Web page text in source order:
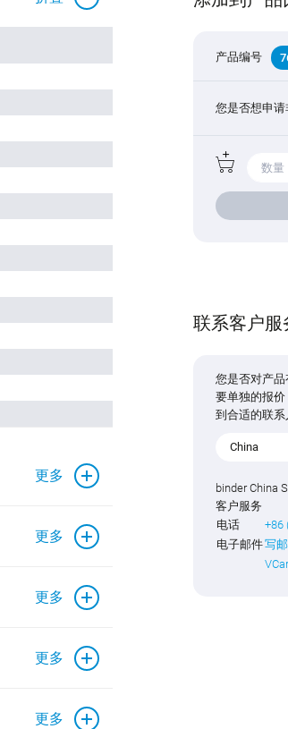
更多
更多
更多
更多
更多
产品编号
您是否想申请
联系客户服
您是否对产
要单独的报
到合适的联系
China
binder China
客户服务
电话
+86
电子邮件写